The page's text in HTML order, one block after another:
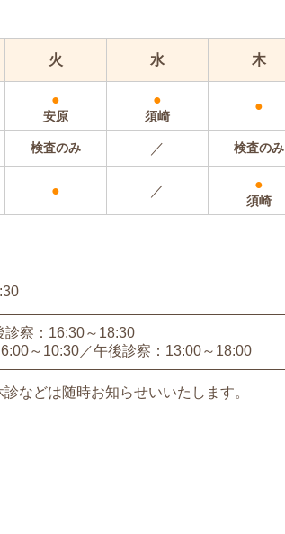
火 水 木
●
安原
●
須崎
●
検査のみ ／ 検査のみ
● ／ ●
須崎
診察：16:30～18:30
～10:30 午後診察：13:00～18:00
などは随時お知らせいいたします。